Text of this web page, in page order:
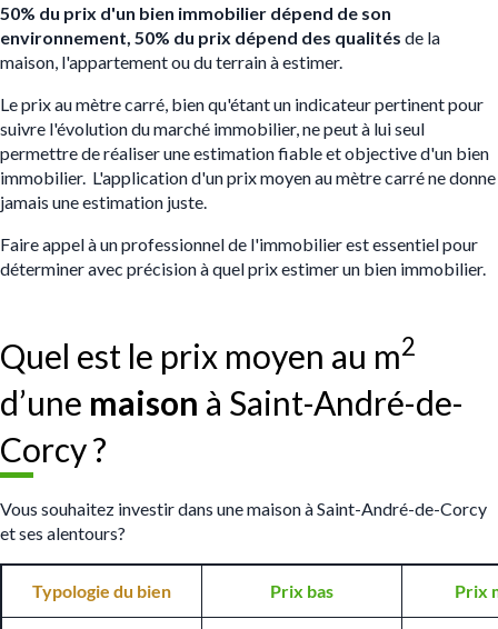
50% du prix d'un bien immobilier dépend de son
environnement, 50% du prix dépend des qualités de la
maison, l'appartement ou du terrain à estimer.
Le prix au mètre carré, bien qu'étant un indicateur pertinent pour
suivre l'évolution du marché immobilier, ne peut à lui seul
permettre de réaliser une estimation fiable et objective d'un bien
immobilier. L'application d'un prix moyen au mètre carré ne donne
jamais une estimation juste.
Faire appel à un professionnel de l'immobilier est essentiel pour
déterminer avec précision à quel prix estimer un bien immobilier.
Quel est le prix moyen au m2
d’une maison à Saint-André-de-
Corcy ?
Vous souhaitez investir dans une maison à Saint-André-de-Corcy
et ses alentours?
Typologie du bien Prix bas Prix